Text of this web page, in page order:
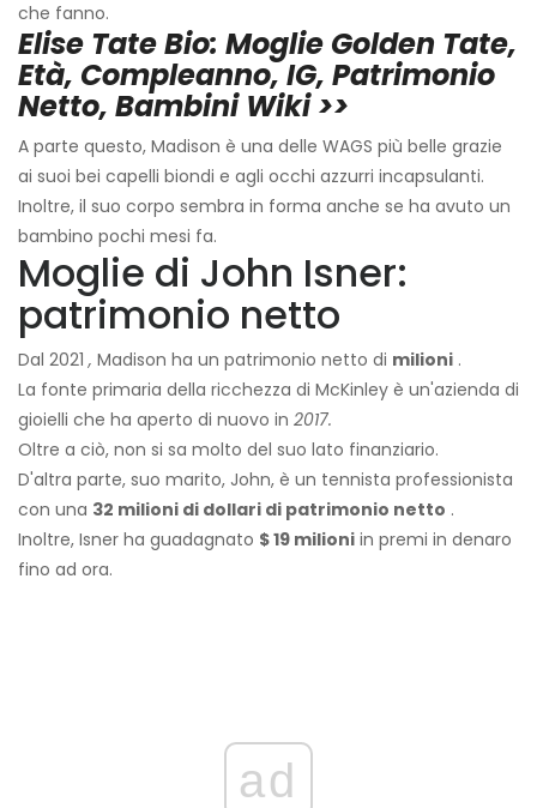
che fanno.
Elise Tate Bio: Moglie Golden Tate,
Età, Compleanno, IG, Patrimonio
Netto, Bambini Wiki >>
A parte questo, Madison è una delle WAGS più belle grazie
ai suoi bei capelli biondi e agli occhi azzurri incapsulanti.
Inoltre, il suo corpo sembra in forma anche se ha avuto un
bambino pochi mesi fa.
Moglie di John Isner:
patrimonio netto
Dal 2021, Madison ha un patrimonio netto di milioni .
La fonte primaria della ricchezza di McKinley è un'azienda di
gioielli che ha aperto di nuovo in 2017.
Oltre a ciò, non si sa molto del suo lato finanziario.
D'altra parte, suo marito, John, è un tennista professionista
con una 32 milioni di dollari di patrimonio netto .
Inoltre, Isner ha guadagnato $ 19 milioni in premi in denaro
fino ad ora.
ad